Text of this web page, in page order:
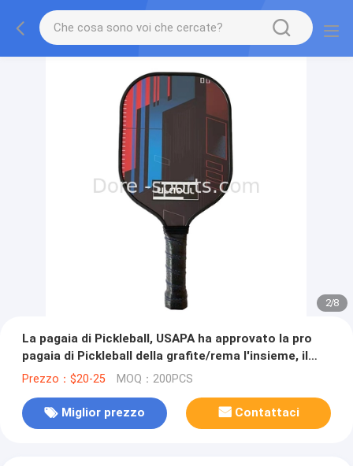
2/8
La pagaia di Pickleball, USAPA ha approvato la pro
pagaia di Pickleball della grafite/rema l'insieme, il
centro di favo del polipropilene, il cuscino 4,72
Prezzo：$20-25 MOQ：200PCS
Miglior prezzo Contattaci